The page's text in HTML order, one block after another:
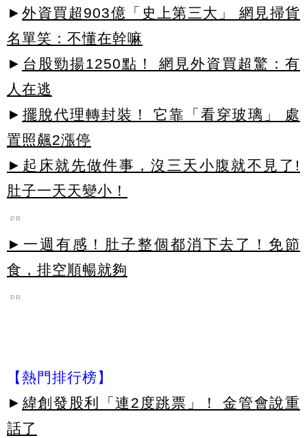
► 外資買超903億「史上第三大」 網見掃貨
名單笑：不懂在幹嘛
► 台股勁揚1250點！ 網見外資買超驚：有
人在逃
► 擺脫代理轉封裝！ 它靠「看穿玻璃」 處
置照飆2漲停
►起床就先做件事，沒三天小腹就不見了!
肚子一天天變小！
PR
►一週有感！肚子整個都消下去了！免節
食，排空順暢就夠
PR
【熱門排行榜】
► 緯創發股利「連2度跳票」！ 金管會說重
話了